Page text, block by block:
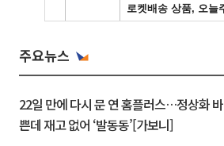
주요뉴스
22일 만에 다시 문 연 홈플러스…정상화 바
쁜데 재고 없어 ‘발동동’[가보니]